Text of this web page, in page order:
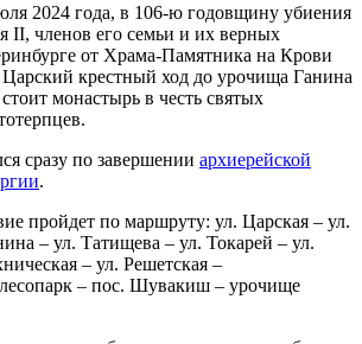
2024 года, в 106-ю годовщину убиения
II, членов его семьи и их верных
от Храма-Памятника на Крови
крестный ход до урочища Ганина
монастырь в честь святых
сразу по завершении архиерейской
.
пройдет по маршруту: ул. Царская – ул.
– ул. Татищева – ул. Токарей – ул.
– ул. Решетская –
– пос. Шувакиш – урочище